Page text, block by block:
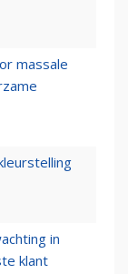
massale
in
klant